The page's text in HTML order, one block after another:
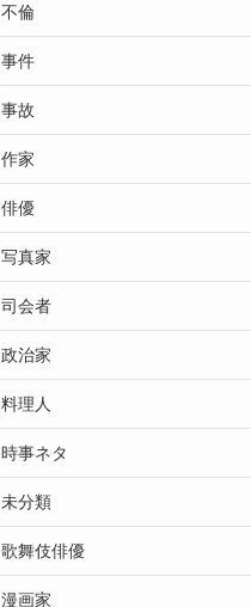
不倫
事件
事故
作家
俳優
写真家
司会者
政治家
料理人
時事ネタ
未分類
歌舞伎俳優
漫画家